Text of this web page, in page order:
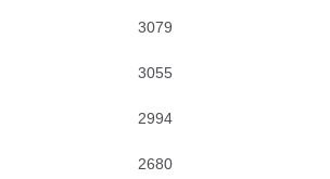
3079
3055
2994
2680